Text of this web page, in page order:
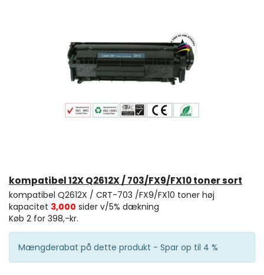
kompatibel 12X Q2612X / 703/FX9/FX10 toner sort
kompatibel Q2612X / CRT-703 /FX9/FX10 toner høj
kapacitet 3,000 sider v/5% dækning
Køb 2 for 398,-kr.
Mængderabat på dette produkt - Spar op til 4 %